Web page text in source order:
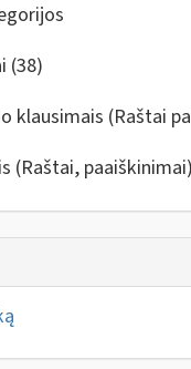
(38)
klausimais (Raštai
(Raštai,